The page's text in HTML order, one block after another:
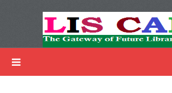
Advertisemnet